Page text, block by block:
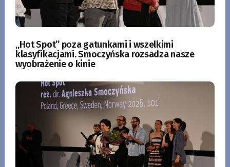
„Hot Spot” poza gatunkami i wszelkimi
klasyfikacjami. Smoczyńska rozsadza nasze
wyobrażenie o kinie